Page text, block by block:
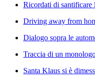
Ricordati di santificare
Driving away from
Dialogo sopra le
Traccia di un
Santa Klaus si è